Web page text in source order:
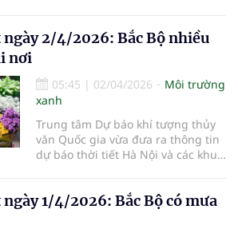
2/4/2026: Bắc Bộ nhiều
nơi
05:45 | 02/04/2026
Môi trường
xanh
Trung tâm Dự báo khí tượng thủy
văn Quốc gia vừa đưa ra thông tin
dự báo thời tiết Hà Nội và các khu
1/4/2026: Bắc Bộ có mưa